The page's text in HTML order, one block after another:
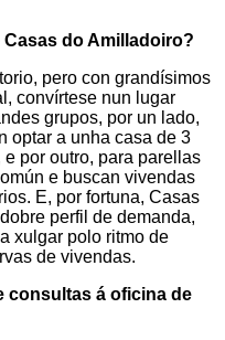
do Amilladoiro?
pero con grandísimos
convírtese nun lugar
grupos, por un lado,
optar a unha casa de 3
por outro, para parellas
e buscan vivendas
E, por fortuna, Casas
perfil de demanda,
xulgar polo ritmo de
de vivendas.
consultas á oficina de